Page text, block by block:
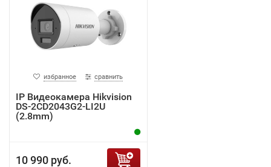
избранное сравнить
IP Видеокамера Hikvision
DS-2CD2043G2-LI2U
(2.8mm)
10 990 руб.